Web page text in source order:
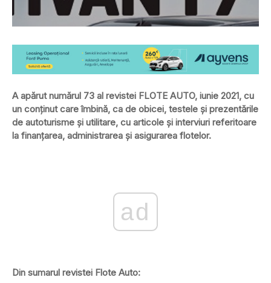
A apărut numărul 73 al revistei FLOTE AUTO, iunie 2021, cu
un conţinut care îmbină, ca de obicei, testele şi prezentările
de autoturisme şi utilitare, cu articole şi interviuri referitoare
la finanţarea, administrarea şi asigurarea flotelor.
ad
Din sumarul revistei Flote Auto: